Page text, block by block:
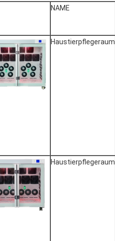
NAME
Haustierpflegeraum
Haustierpflegeraum